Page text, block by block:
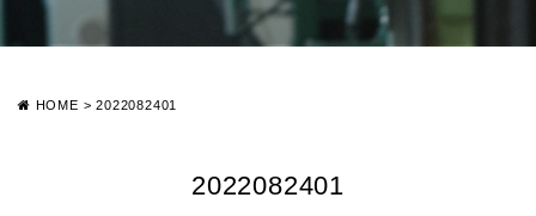
HOME >2022082401
2022082401